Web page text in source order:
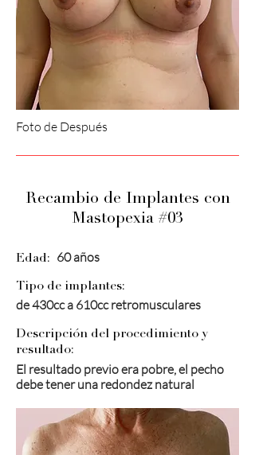
Foto de Después
Recambio de Implantes con
Mastopexia #03
Edad: 60 años
Tipo de implantes:
de 430cc a 610cc retromusculares
Descripción del procedimiento y
resultado:
El resultado previo era pobre, el pecho
debe tener una redondez natural